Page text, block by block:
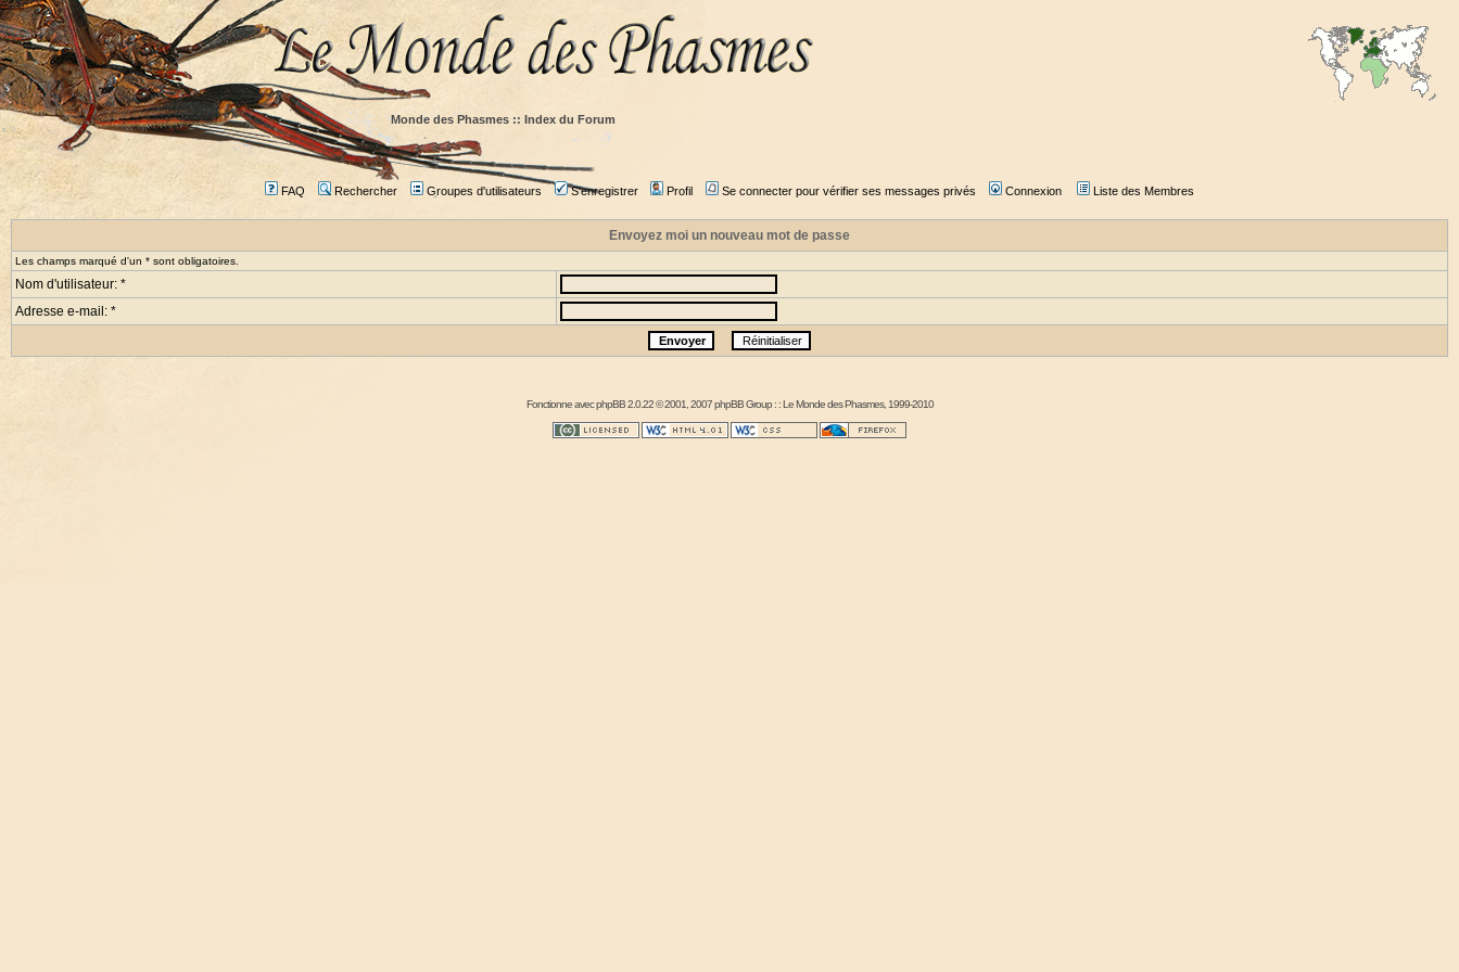
Monde des Phasmes :: Index du Forum
FAQ Rechercher Groupes d'utilisateurs S'enregistrer Profil Se connecter pour vérifier ses messages privés Connexion Liste des Membres
Envoyez moi un nouveau mot de passe
Les champs marqué d'un * sont obligatoires.
Nom d'utilisateur: *
Adresse e-mail: *
Fonctionne avecphpBB2.0.22 © 2001, 2007 phpBB Group : :Le Monde des Phasmes, 1999-2010